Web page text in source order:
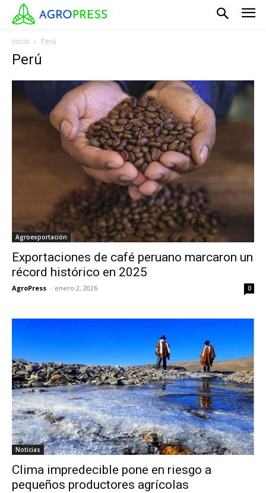
Inicio Perú
Perú
Agroexportación
Exportaciones de café peruano marcaron un
récord histórico en 2025
AgroPress - enero 2, 2026 0
Noticias
Clima impredecible pone en riesgo a
pequeños productores agrícolas